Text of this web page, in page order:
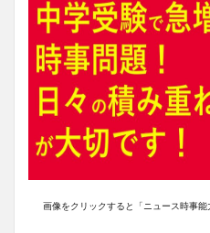
画像をクリックすると「ニュース時事